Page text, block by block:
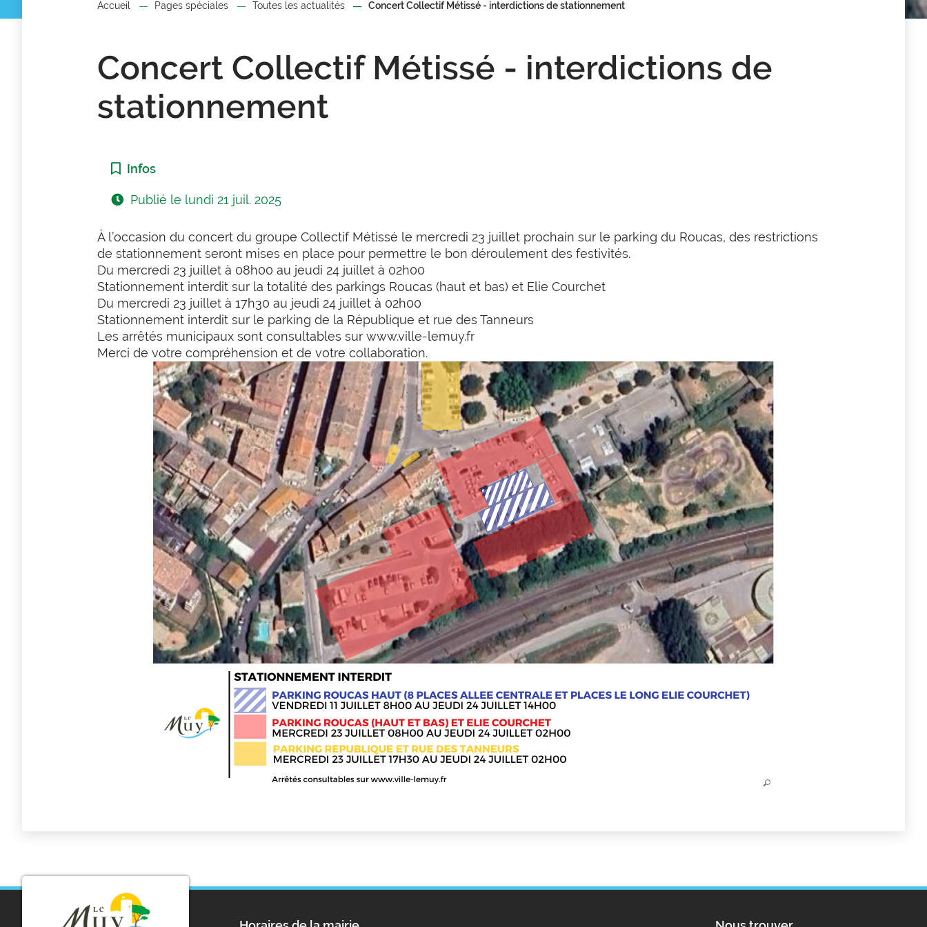
Accueil Pages spéciales Toutes les actualités Concert Collectif Métissé - interdictions de stationnement
Concert Collectif Métissé - interdictions de
stationnement
Catégorie :
Infos
Publié le lundi 21 juil. 2025
À l’occasion du concert du groupe Collectif Métissé le mercredi 23 juillet prochain sur le parkingdu Roucas, des restrictions
de stationnement seront mises en place pour permettre le bon déroulement des festivités.
Du mercredi 23 juillet à 08h00 au jeudi 24 juillet à 02h00
Stationnement interdit sur la totalité des parkings Roucas (haut et bas) et Elie Courchet
Du mercredi 23 juillet à 17h30 au jeudi 24 juillet à 02h00
Stationnement interdit sur le parking de la République et rue des Tanneurs
Les arrêtés municipaux sont consultables surwww.ville-lemuy.fr
Merci de votre compréhension et de votre collaboration.